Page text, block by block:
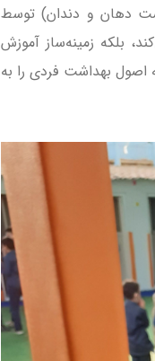
دهان و دندان) توسط
بلکه زمینه‌ساز آموزش
اصول بهداشت فردی را به